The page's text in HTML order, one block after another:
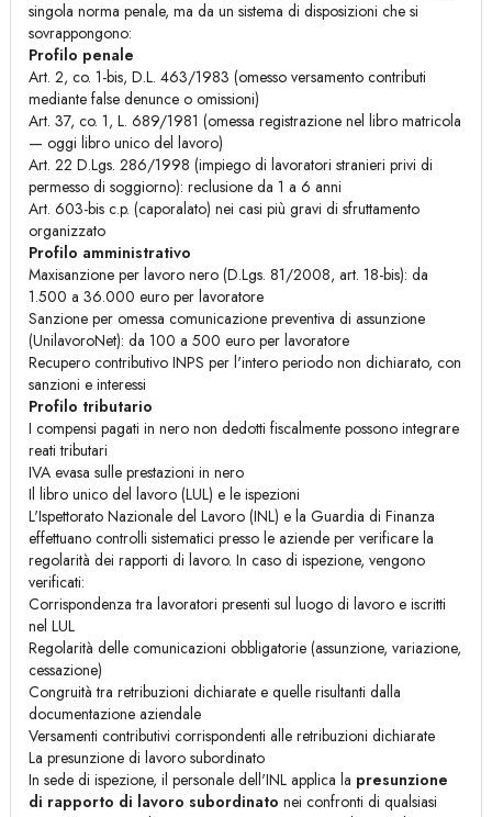
singola norma penale, ma da un sistema di disposizioni che si
sovrappongono:
Profilo penale
Art. 2, co. 1-bis, D.L. 463/1983 (omesso versamento contributi
mediante false denunce o omissioni)
Art. 37, co. 1, L. 689/1981 (omessa registrazione nel libro matricola
— oggi libro unico del lavoro)
Art. 22 D.Lgs. 286/1998 (impiego di lavoratori stranieri privi di
permesso di soggiorno): reclusione da 1 a 6 anni
Art. 603-bis c.p. (caporalato) nei casi più gravi di sfruttamento
organizzato
Profilo amministrativo
Maxisanzione per lavoro nero (D.Lgs. 81/2008, art. 18-bis): da
1.500 a 36.000 euro per lavoratore
Sanzione per omessa comunicazione preventiva di assunzione
(UnilavoroNet): da 100 a 500 euro per lavoratore
Recupero contributivo INPS per l'intero periodo non dichiarato, con
sanzioni e interessi
Profilo tributario
I compensi pagati in nero non dedotti fiscalmente possono integrare
reati tributari
IVA evasa sulle prestazioni in nero
Il libro unico del lavoro (LUL) e le ispezioni
L'Ispettorato Nazionale del Lavoro (INL) e la Guardia di Finanza
effettuano controlli sistematici presso le aziende per verificare la
regolarità dei rapporti di lavoro. In caso di ispezione, vengono
verificati:
Corrispondenza tra lavoratori presenti sul luogo di lavoro e iscritti
nel LUL
Regolarità delle comunicazioni obbligatorie (assunzione, variazione,
cessazione)
Congruità tra retribuzioni dichiarate e quelle risultanti dalla
documentazione aziendale
Versamenti contributivi corrispondenti alle retribuzioni dichiarate
La presunzione di lavoro subordinato
In sede di ispezione, il personale dell'INL applica la presunzione
di rapporto di lavoro subordinato nei confronti di qualsiasi